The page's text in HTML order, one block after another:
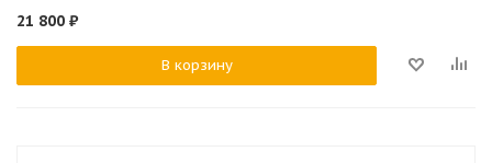
21 800 ₽
В корзину